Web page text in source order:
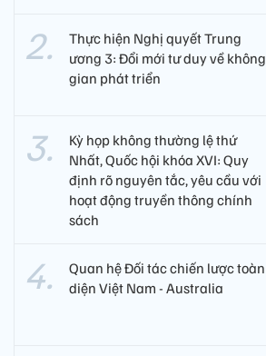
Thực hiện Nghị quyết Trung
ương 3: Đổi mới tư duy về không
gian phát triển
Kỳ họp không thường lệ thứ
Nhất, Quốc hội khóa XVI: Quy
định rõ nguyên tắc, yêu cầu với
hoạt động truyền thông chính
sách
Quan hệ Đối tác chiến lược toàn
diện Việt Nam - Australia